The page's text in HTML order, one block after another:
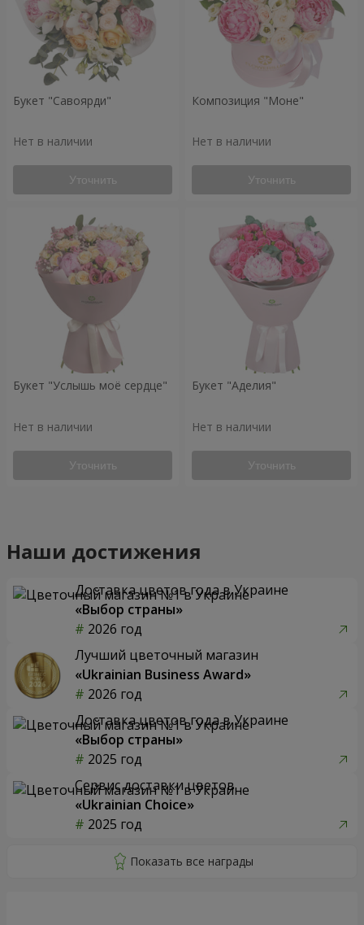
Букет "Савоярди"
Нет в наличии
Уточнить
Композиция "Моне"
Нет в наличии
Уточнить
Букет "Услышь моё сердце"
Нет в наличии
Уточнить
Букет "Аделия"
Нет в наличии
Уточнить
Наши достижения
Доставка цветов года в Украине
«Выбор страны»
2026 год
Лучший цветочный магазин
«Ukrainian Business Award»
2026 год
Доставка цветов года в Украине
«Выбор страны»
2025 год
Сервис доставки цветов
«Ukrainian Choice»
2025 год